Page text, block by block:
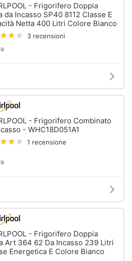
- Frigorifero Doppia
da Incasso SP40 8112 Classe E
Netta 400 Litri Colore Bianco
3 recensioni
- Frigorifero Combinato
- WHC18D051A1
1 recensione
- Frigorifero Doppia
Art 364 62 Da Incasso 239 Litri
Energetica E Colore Bianco